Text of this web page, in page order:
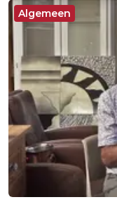
Algemeen